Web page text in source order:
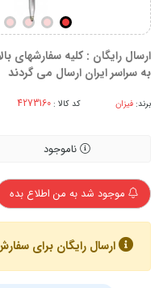
ارسال رایگان : کلیه سفارشهای
به سراسر ایران ارسال می گردند
برند: فیزان کد کالا :
ناموجود
موجود شد به من اطلاع بده
ارسال رایگان برای سفارش های